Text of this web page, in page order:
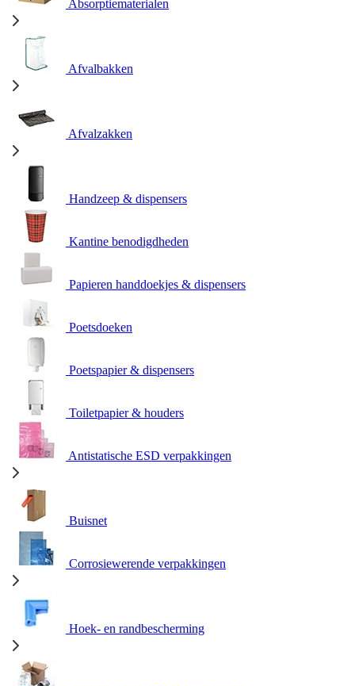
Absorptiematerialen
Afvalbakken
Afvalzakken
Handzeep & dispensers
Kantine benodigdheden
Papieren handdoekjes & dispensers
Poetsdoeken
Poetspapier & dispensers
Toiletpapier & houders
Antistatische ESD verpakkingen
Buisnet
Corrosiewerende verpakkingen
Hoek- en randbescherming